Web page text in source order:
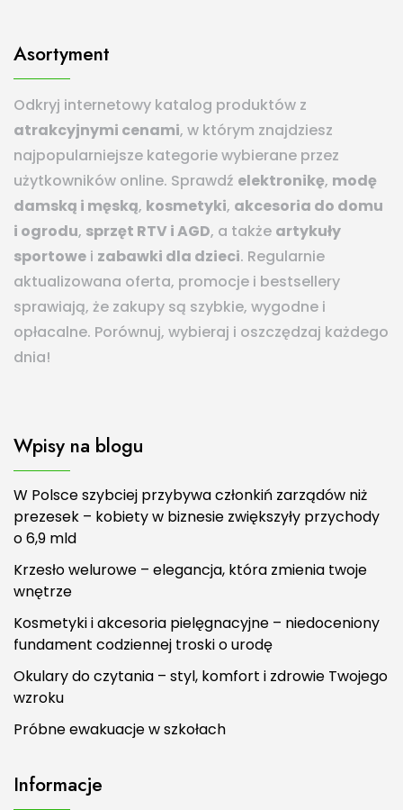
Asortyment
Odkryj internetowy katalog produktów z
atrakcyjnymi cenami, w którym znajdziesz
najpopularniejsze kategorie wybierane przez
użytkowników online. Sprawdź elektronikę, modę
damską i męską, kosmetyki, akcesoria do domu
i ogrodu, sprzęt RTV i AGD, a także artykuły
sportowe i zabawki dla dzieci. Regularnie
aktualizowana oferta, promocje i bestsellery
sprawiają, że zakupy są szybkie, wygodne i
opłacalne. Porównuj, wybieraj i oszczędzaj każdego
dnia!
Wpisy na blogu
W Polsce szybciej przybywa członkiń zarządów niż
prezesek – kobiety w biznesie zwiększyły przychody
o 6,9 mld
Krzesło welurowe – elegancja, która zmienia twoje
wnętrze
Kosmetyki i akcesoria pielęgnacyjne – niedoceniony
fundament codziennej troski o urodę
Okulary do czytania – styl, komfort i zdrowie Twojego
wzroku
Próbne ewakuacje w szkołach
Informacje